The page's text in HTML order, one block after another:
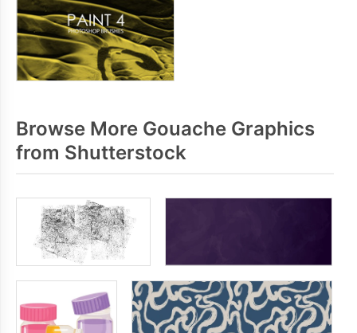
Browse More Gouache Graphics
from Shutterstock